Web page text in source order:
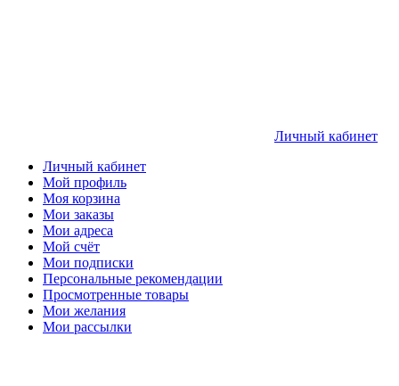
Личный кабинет
Личный кабинет
Мой профиль
Моя корзина
Мои заказы
Мои адреса
Мой счёт
Мои подписки
Персональные рекомендации
Просмотренные товары
Мои желания
Мои рассылки